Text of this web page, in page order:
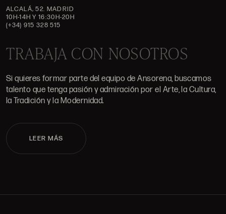
ALCALÁ, 52. MADRID
10H-14H Y 16:30H-20H
(+34) 915 328 515
TRABAJA CON NOSOTROS
Si quieres formar parte del equipo de Ansorena, buscamos
talento que tenga pasión y admiración por el Arte, la Cultura,
la Tradición y la Modernidad.
LEER MÁS